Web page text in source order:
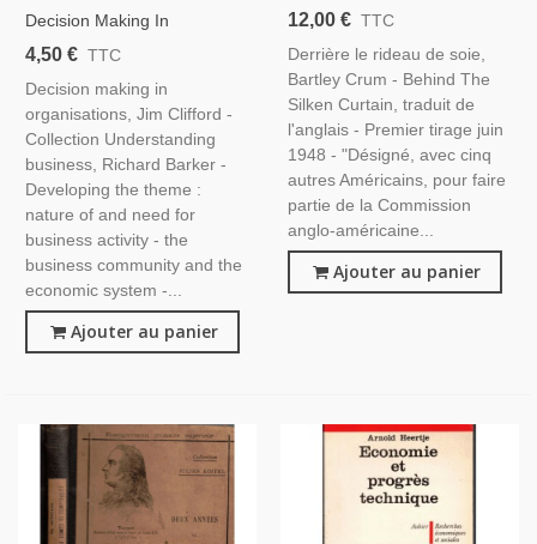
Decision Making In
Organisations, Jim Clifford,
4,50 € TTC
Decision making in
organisations, Jim Clifford -
Collection Understanding
business, Richard Barker -
Developing the theme :
nature of and need for
business activity - the
business community and the
economic system -...
Ajouter au panier
Bartley Crum, 1948 -
Création De L'Etat D'Israël
12,00 € TTC
Derrière le rideau de soie,
Bartley Crum - Behind The
Silken Curtain, traduit de
l'anglais - Premier tirage juin
1948 - "Désigné, avec cinq
autres Américains, pour faire
partie de la Commission
anglo-américaine...
Ajouter au panier